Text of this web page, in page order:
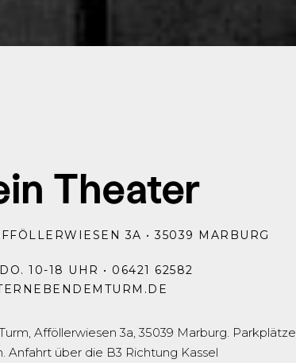
Theater
3A • 35039 MARBURG
10-18 UHR • 06421 62582
Afföllerwiesen 3a, 35039 Marburg. Parkplätze
Anfahrt über die B3 Richtung Kassel